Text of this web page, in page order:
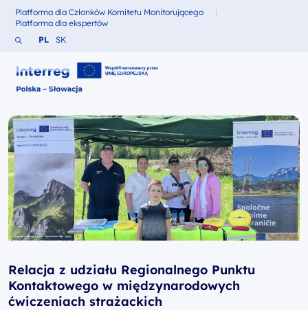
Fundusze dla
Platforma dla Członków Komitetu Monitorującego
Fundusze dla
Platforma dla ekspertów
Szukaj w serwisie
Zmień język na Polski
PL Zmień język na Słowacki
SK
Relacja z udziału Regionalnego Punktu
Kontaktowego w międzynarodowych
ćwiczeniach strażackich